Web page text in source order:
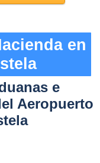
en
e
Aeropuerto